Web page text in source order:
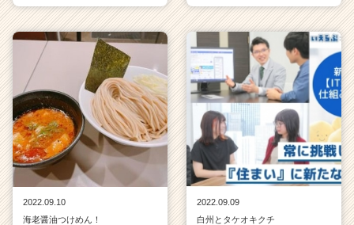
2022.09.10
海老醤油つけめん！
2022.09.09
白州とタケオキクチ